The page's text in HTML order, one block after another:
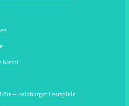
bleibt
– Salzburger Festspiele